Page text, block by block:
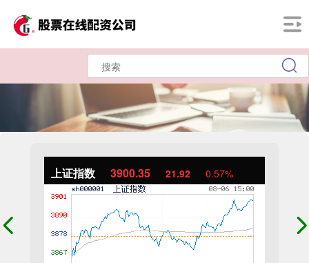
上证指数 3900.35 21.92 0.57%